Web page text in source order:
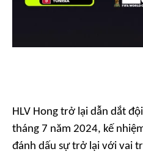
HLV Hong trở lại dẫn dắt
tháng 7 năm 2024, kế
đánh dấu sự trở lại với vai